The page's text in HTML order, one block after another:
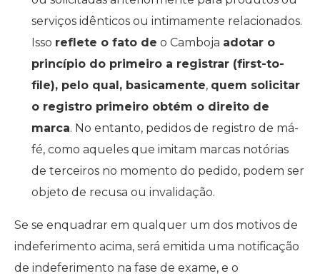
serviços idênticos ou intimamente relacionados.
Isso reflete o fato de o Camboja adotar o
princípio do primeiro a registrar (first-to-
file), pelo qual, basicamente, quem solicitar
o registro primeiro obtém o direito de
marca. No entanto, pedidos de registro de má-
fé, como aqueles que imitam marcas notórias
de terceiros no momento do pedido, podem ser
objeto de recusa ou invalidação.
Se se enquadrar em qualquer um dos motivos de
indeferimento acima, será emitida uma notificação
de indeferimento na fase de exame, e o